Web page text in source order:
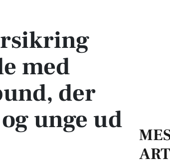
Forbund, der skal få flere børn og unge ud på
med
der
unge ud